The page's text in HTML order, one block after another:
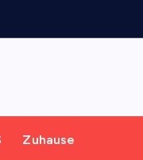
Zuhause